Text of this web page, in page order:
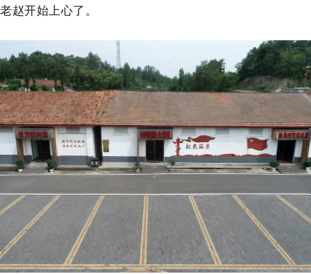
老赵开始上心了。